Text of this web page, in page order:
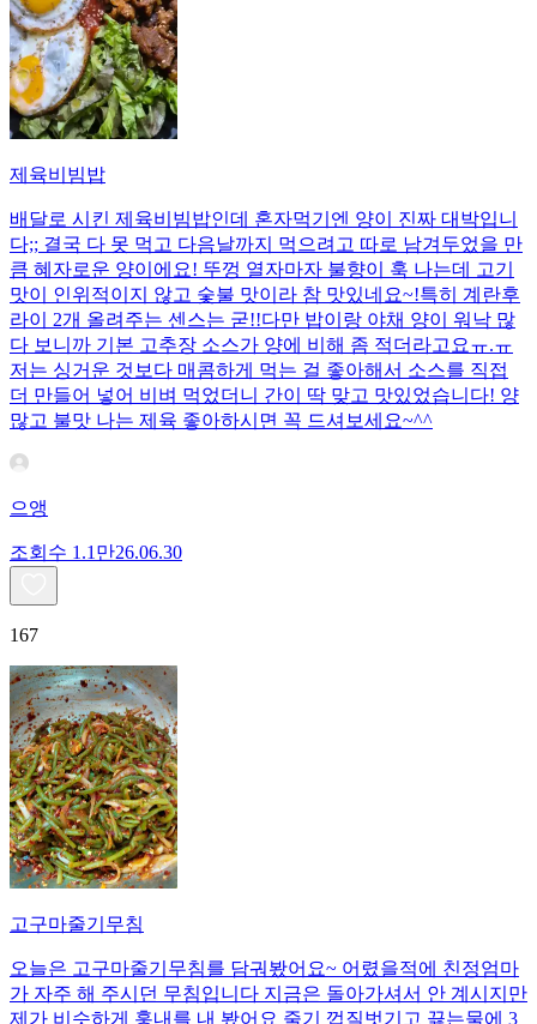
제육비빔밥
배달로 시킨 제육비빔밥인데 혼자먹기엔 양이 진짜 대박입니
다;; 결국 다 못 먹고 다음날까지 먹으려고 따로 남겨두었을 만
큼 혜자로운 양이에요! 뚜껑 열자마자 불향이 훅 나는데 고기
맛이 인위적이지 않고 숯불 맛이라 참 맛있네요~!특히 계란후
라이 2개 올려주는 센스는 굳!! ​다만 밥이랑 야채 양이 워낙 많
다 보니까 기본 고추장 소스가 양에 비해 좀 적더라고요ㅠ.ㅠ
저는 싱거운 것보다 매콤하게 먹는 걸 좋아해서 소스를 직접
더 만들어 넣어 비벼 먹었더니 간이 딱 맞고 맛있었습니다! 양
많고 불맛 나는 제육 좋아하시면 꼭 드셔보세요~^^
으앵
조회수 1.1만26.06.30
167
고구마줄기무침
오늘은 고구마줄기무침를 담궈봤어요~ 어렸을적에 친정엄마
가 자주 해 주시던 무침입니다 지금은 돌아가셔서 안 계시지만
제가 비슷하게 훙내를 내 봤어요 줄기 껍질벗기고 끓는물에 3